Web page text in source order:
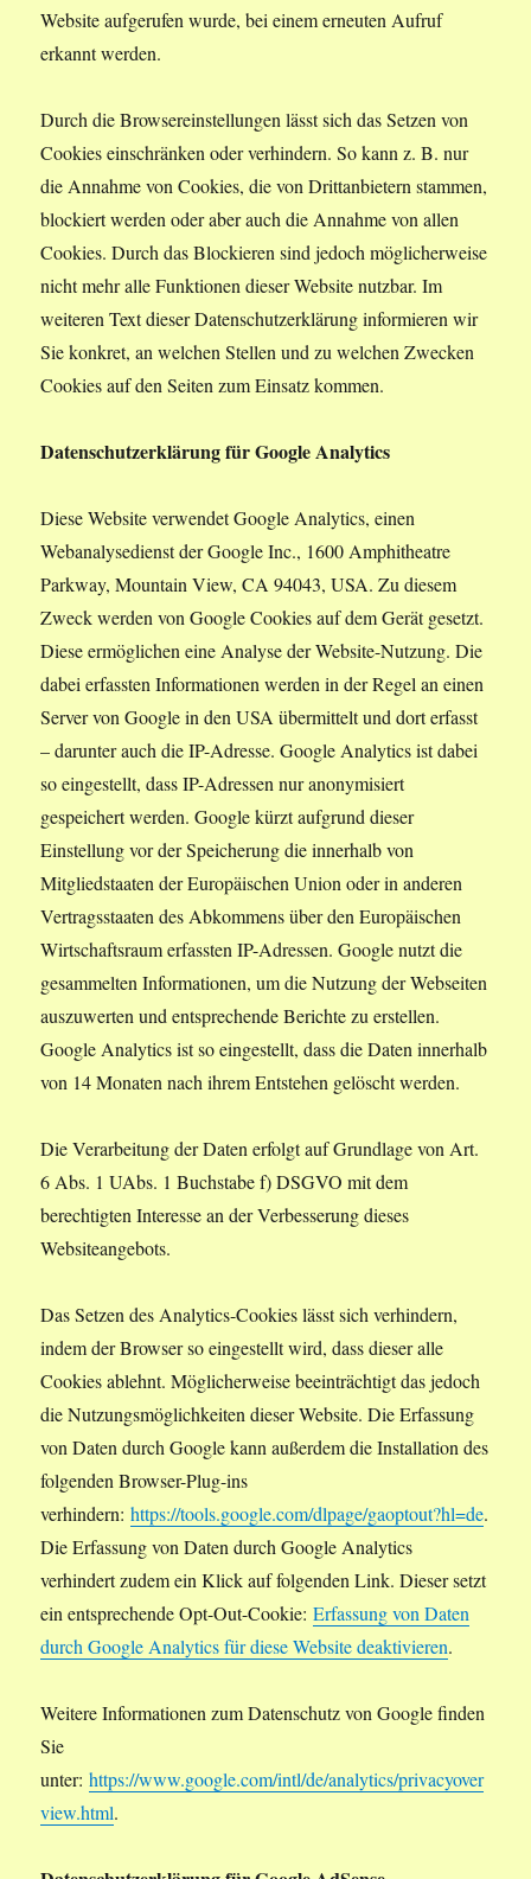
Website aufgerufen wurde, bei einem erneuten Aufruf
erkannt werden.
Durch die Browsereinstellungen lässt sich das Setzen von
Cookies einschränken oder verhindern. So kann z. B. nur
die Annahme von Cookies, die von Drittanbietern stammen,
blockiert werden oder aber auch die Annahme von allen
Cookies. Durch das Blockieren sind jedoch möglicherweise
nicht mehr alle Funktionen dieser Website nutzbar. Im
weiteren Text dieser Datenschutzerklärung informieren wir
Sie konkret, an welchen Stellen und zu welchen Zwecken
Cookies auf den Seiten zum Einsatz kommen.
Datenschutzerklärung für Google Analytics
Diese Website verwendet Google Analytics, einen
Webanalysedienst der Google Inc., 1600 Amphitheatre
Parkway, Mountain View, CA 94043, USA. Zu diesem
Zweck werden von Google Cookies auf dem Gerät gesetzt.
Diese ermöglichen eine Analyse der Website-Nutzung. Die
dabei erfassten Informationen werden in der Regel an einen
Server von Google in den USA übermittelt und dort erfasst
– darunter auch die IP-Adresse. Google Analytics ist dabei
so eingestellt, dass IP-Adressen nur anonymisiert
gespeichert werden. Google kürzt aufgrund dieser
Einstellung vor der Speicherung die innerhalb von
Mitgliedstaaten der Europäischen Union oder in anderen
Vertragsstaaten des Abkommens über den Europäischen
Wirtschaftsraum erfassten IP-Adressen. Google nutzt die
gesammelten Informationen, um die Nutzung der Webseiten
auszuwerten und entsprechende Berichte zu erstellen.
Google Analytics ist so eingestellt, dass die Daten innerhalb
von 14 Monaten nach ihrem Entstehen gelöscht werden.
Die Verarbeitung der Daten erfolgt auf Grundlage von Art.
6 Abs. 1 UAbs. 1 Buchstabe f) DSGVO mit dem
berechtigten Interesse an der Verbesserung dieses
Websiteangebots.
Das Setzen des Analytics-Cookies lässt sich verhindern,
indem der Browser so eingestellt wird, dass dieser alle
Cookies ablehnt. Möglicherweise beeinträchtigt das jedoch
die Nutzungsmöglichkeiten dieser Website. Die Erfassung
von Daten durch Google kann außerdem die Installation des
folgenden Browser-Plug-ins
verhindern:https://tools.google.com/dlpage/gaoptout?hl=de.
Die Erfassung von Daten durch Google Analytics
verhindert zudem ein Klick auf folgenden Link. Dieser setzt
ein entsprechende Opt-Out-Cookie:Erfassung von Daten
durch Google Analytics für diese Website deaktivieren.
Weitere Informationen zum Datenschutz von Google finden
Sie
unter:https://www.google.com/intl/de/analytics/privacyover
view.html.